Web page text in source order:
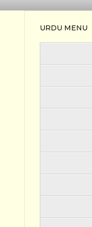
URDU MENU